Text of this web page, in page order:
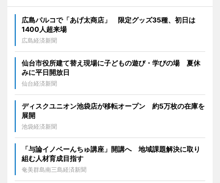
広島パルコで「あげ太商店」 限定グッズ35種、初日は
1400人超来場
広島経済新聞
仙台市役所建て替え現場に子どもの遊び・学びの場 夏休
みに平日開放日
仙台経済新聞
ディスクユニオン池袋店が移転オープン 約5万枚の在庫を
展開
池袋経済新聞
「与論イノベーんちゅ講座」開講へ 地域課題解決に取り
組む人材育成目指す
奄美群島南三島経済新聞